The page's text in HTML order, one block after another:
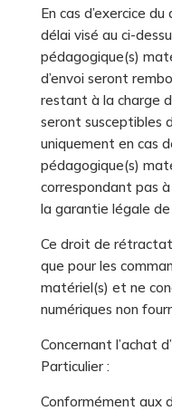
En cas d’exercice
délai visé au ci-
pédagogique(s)
d’envoi seront
restant à la charge
seront susceptibles
uniquement en cas
pédagogique(s)
correspondant pas
la garantie légale
Ce droit de
que pour les
matériel(s) et ne
numériques non
Concernant l’achat
Particulier :
Conformément aux